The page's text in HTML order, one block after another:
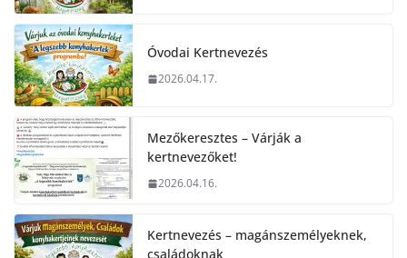
Óvodai Kertnevezés
2026.04.17.
Mezőkeresztes – Várják a
kertnevezőket!
2026.04.16.
Kertnevezés – magánszemélyeknek,
családoknak